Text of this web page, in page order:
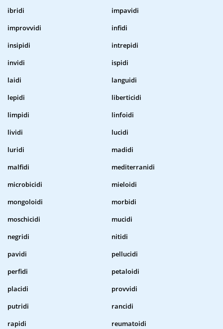
ibridi
impavidi
improvvidi
infidi
insipidi
intrepidi
invidi
ispidi
laidi
languidi
lepidi
liberticidi
limpidi
linfoidi
lividi
lucidi
luridi
madidi
malfidi
mediterranidi
microbicidi
mieloidi
mongoloidi
morbidi
moschicidi
mucidi
negridi
nitidi
pavidi
pellucidi
perfidi
petaloidi
placidi
provvidi
putridi
rancidi
rapidi
reumatoidi